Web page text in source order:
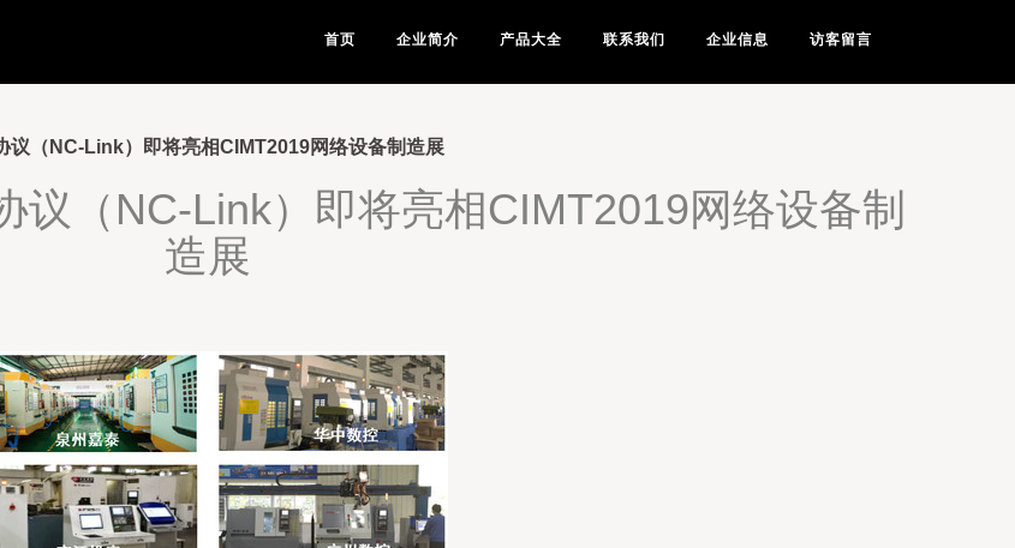
首页 企业简介 产品大全 联系我们 企业信息 访客留言
议（NC-Link）即将亮相CIMT2019网络设备制造展
议（NC-Link）即将亮相CIMT2019网络设备制
造展